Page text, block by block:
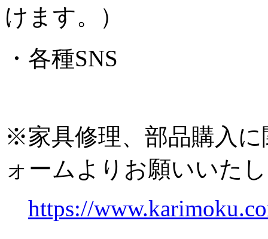
けます。）
・各種SNS
※家具修理、部品購入
ォームよりお願いいた
https://